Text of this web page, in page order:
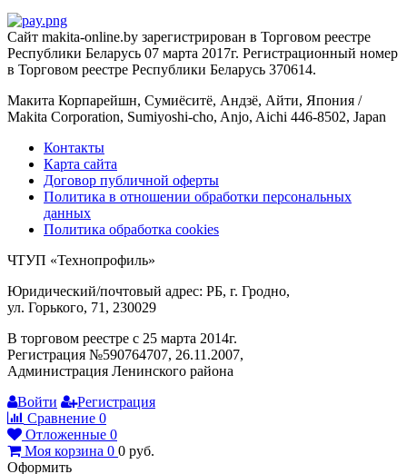
Сайт makita-online.by зарегистрирован в Торговом реестре
Республики Беларусь 07 марта 2017г. Регистрационный номер
в Торговом реестре Республики Беларусь 370614.
Макита Корпарейшн, Сумиёситё, Андзё, Айти, Япония /
Makita Corporation, Sumiyoshi-cho, Anjo, Aichi 446-8502, Japan
Контакты
Карта сайта
Договор публичной оферты
Политика в отношении обработки персональных
данных
Политика обработка cookies
ЧТУП «Технопрофиль»
Юридический/почтовый адрес: РБ, г. Гродно,
ул. Горького, 71, 230029
В торговом реестре с 25 марта 2014г.
Регистрация №590764707, 26.11.2007,
Администрация Ленинского района
Войти
Регистрация
Сравнение 0
Отложенные 0
Моя корзина 0 0 руб.
Оформить